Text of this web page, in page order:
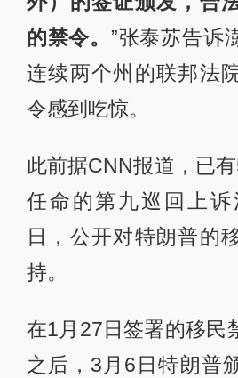
的禁令。 ”张泰苏告诉
连续两个州的联邦法
令感到吃惊。
此前据CNN报道，已
任命的第九巡回上
日，公开对特朗普的
持。
在1月27日签署的移民
之后，3月6日特朗普